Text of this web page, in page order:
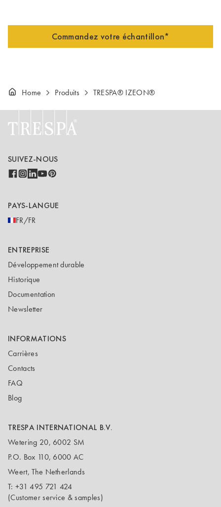
Commandez votre échantillon*
Home Produits TRESPA® IZEON®
SUIVEZ-NOUS
PAYS-LANGUE
FR/FR
ENTREPRISE
Développement durable
Historique
Documentation
Newsletter
INFORMATIONS
Carrières
Contacts
FAQ
Blog
TRESPA INTERNATIONAL B.V.
Wetering 20, 6002 SM
P.O. Box 110, 6000 AC
Weert, The Netherlands
T: +31 495 721 424
(Customer service & samples)